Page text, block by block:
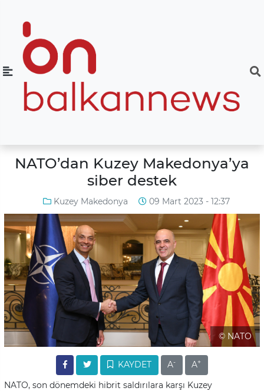
NATO’dan Kuzey Makedonya’ya
siber destek
Kuzey Makedonya 09 Mart 2023 - 12:37
© NATO
KAYDET A- A+
NATO, son dönemdeki hibrit saldırılara karşı Kuzey